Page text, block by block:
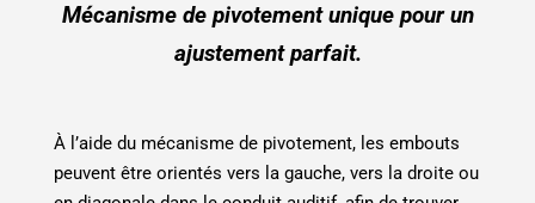
Mécanisme de pivotement unique pour un
ajustement parfait.
À l’aide du mécanisme de pivotement, les embouts
peuvent être orientés vers la gauche, vers la droite ou